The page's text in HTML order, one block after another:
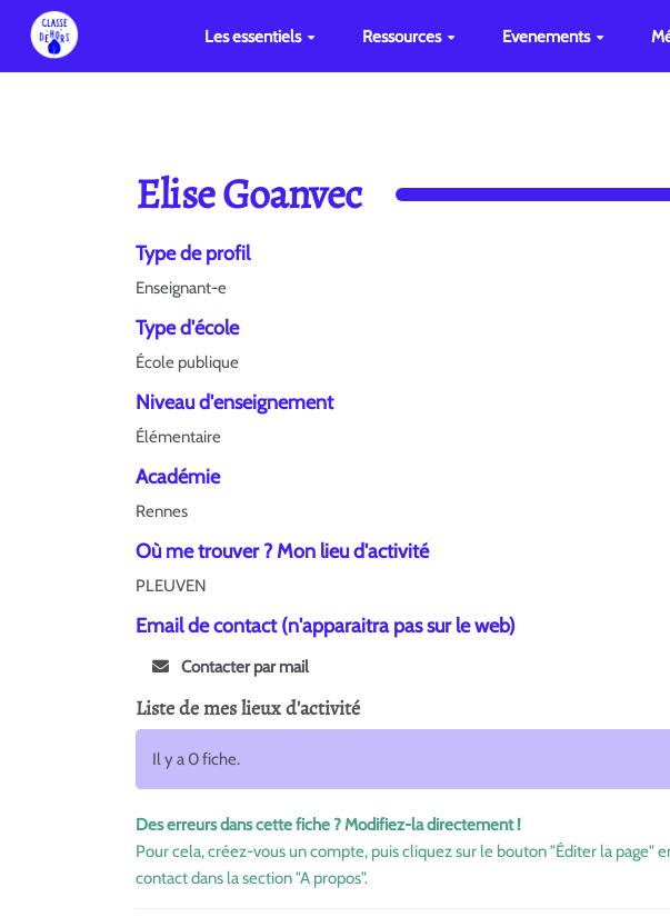
Les essentiels Ressources Evenements
Elise Goanvec
Type de profil
Enseignant-e
Type d'école
École publique
Niveau d'enseignement
Élémentaire
Académie
Rennes
Où me trouver ? Mon lieu d'activité
PLEUVEN
Email de contact (n'apparaitra pas sur le web)
Contacter par mail
Liste de mes lieux d'activité
Il y a 0 fiche.
Des erreurs dans cette fiche ? Modifiez-la directement !
Pour cela, créez-vous un compte, puis cliquez sur le bouton "Éditer la
contact dans la section "A propos".